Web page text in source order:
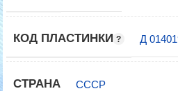
КОД ПЛАСТИНКИ Д
СТРАНА СССР